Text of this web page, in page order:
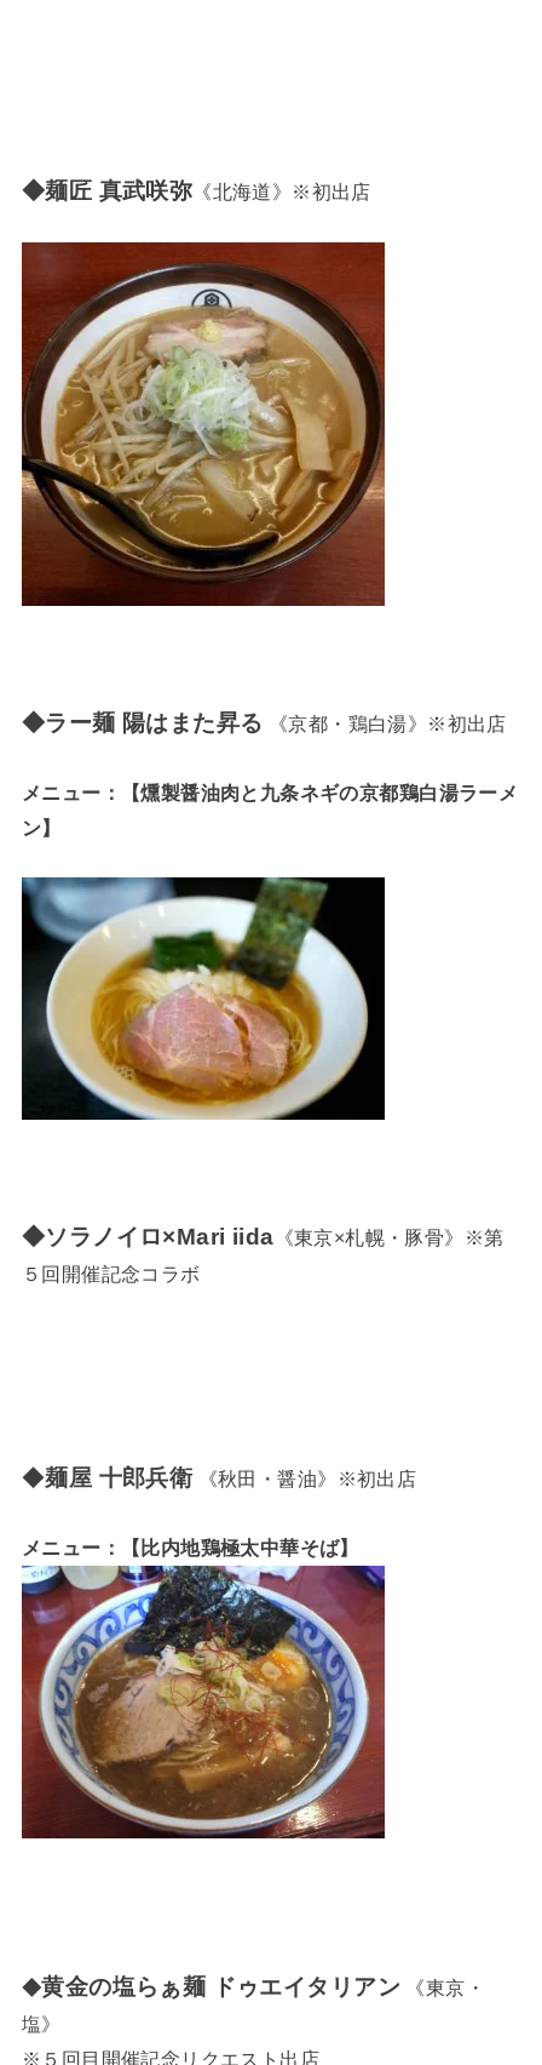
◆麺匠 真武咲弥 《北海道》※初出店
◆ラー麺 陽はまた昇る 《京都・鶏白湯》※初出店
メニュー：【燻製醤油肉と九条ネギの京都鶏白湯ラーメ
ン】
◆ソラノイロ×Mari iida 《東京×札幌・豚骨》※第
５回開催記念コラボ
◆麺屋 十郎兵衛 《秋田・醤油》※初出店
メニュー：【比内地鶏極太中華そば】
◆黄金の塩らぁ麺 ドゥエイタリアン 《東京・
塩》
※５回目開催記念リクエスト出店